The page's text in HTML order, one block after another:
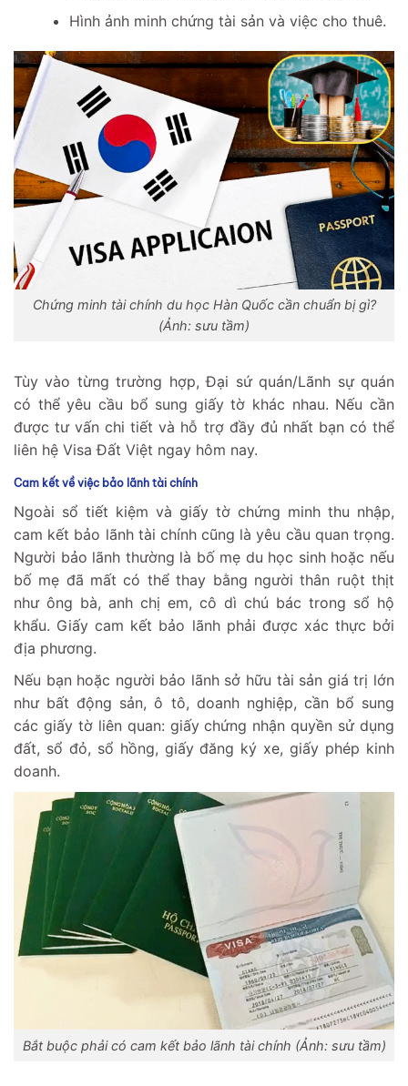
Hình ảnh minh chứng tài sản và việc cho thuê.
Chứng minh tài chính du học Hàn Quốc cần chuẩn bị gì?
(Ảnh: sưu tầm)
Tùy vào từng trường hợp, Đại sứ quán/Lãnh sự quán
có thể yêu cầu bổ sung giấy tờ khác nhau. Nếu cần
được tư vấn chi tiết và hỗ trợ đầy đủ nhất bạn có thể
liên hệ Visa Đất Việt ngay hôm nay.
Cam kết về việc bảo lãnh tài chính
Ngoài sổ tiết kiệm và giấy tờ chứng minh thu nhập,
cam kết bảo lãnh tài chính cũng là yêu cầu quan trọng.
Người bảo lãnh thường là bố mẹ du học sinh hoặc nếu
bố mẹ đã mất có thể thay bằng người thân ruột thịt
như ông bà, anh chị em, cô dì chú bác trong sổ hộ
khẩu. Giấy cam kết bảo lãnh phải được xác thực bởi
địa phương.
Nếu bạn hoặc người bảo lãnh sở hữu tài sản giá trị lớn
như bất động sản, ô tô, doanh nghiệp, cần bổ sung
các giấy tờ liên quan: giấy chứng nhận quyền sử dụng
đất, sổ đỏ, sổ hồng, giấy đăng ký xe, giấy phép kinh
doanh.
Bắt buộc phải có cam kết bảo lãnh tài chính (Ảnh: sưu tầm)